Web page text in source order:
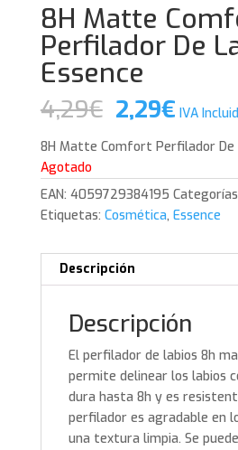
8H Matte
Perfilador De
Essence
4,29€ El
precio
original
era:
4,29€.
2,29€El
es:
IVA
8H Matte Comfort Perfilador De
Agotado
EAN: 4059729384195
Etiquetas: Cosmética, Essence
Descripción
Descripción
El perfilador de labios 8h
permite delinear los labios
dura hasta 8h y es
perfilador es agradable en
una textura limpia. Se